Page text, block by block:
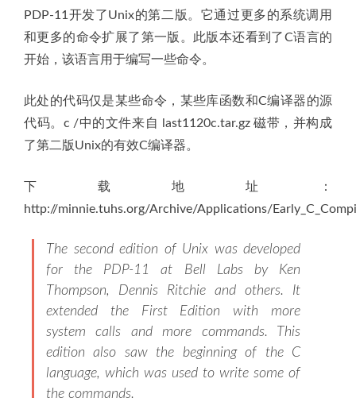
PDP-11开发了Unix的第二版。它通过更多的系统调用
和更多的命令扩展了第一版。此版本还看到了C语言的
开始，该语言用于编写一些命令。
此处的代码仅是某些命令，某些库函数和C编译器的源
代码。c /中的文件来自 last1120c.tar.gz 磁带，并构成
了第二版Unix的有效C编译器。
下载地址：
http://minnie.tuhs.org/Archive/Applications/
The second edition of Unix was developed
for the PDP-11 at Bell Labs by Ken
Thompson, Dennis Ritchie and others. It
extended the First Edition with more
system calls and more commands. This
edition also saw the beginning of the C
language, which was used to write some of
the commands.